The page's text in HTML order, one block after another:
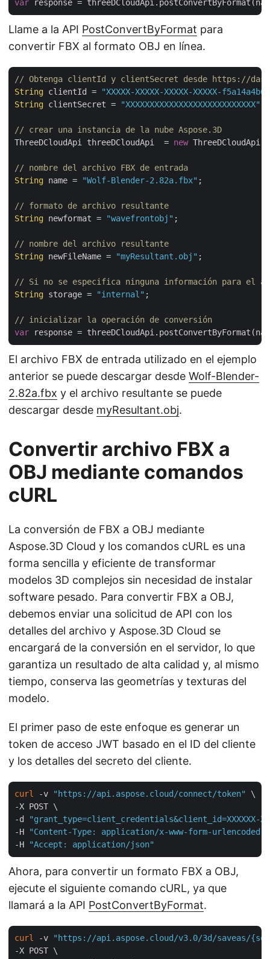
var response =
Llame a la API PostConvertByFormat para
convertir FBX al formato OBJ en línea.
// Obtenga clientId y clientSecret desde https://
String clientId =
"XXXXX-XXXXX-XXXXX-XXXXX-
String clientSecret = "XXXXXXXXXXXXXXXXXXXXXXXXXXX"
// crear una instancia de la nube Aspose.3D
ThreeDCloudApi threeDCloudApi  = new ThreeDCloudApi(
// nombre del archivo FBX de entrada
String name = "Wolf-Blender-2.82a.fbx" ;
// formato de archivo resultante
String newformat = "wavefrontobj" ;
// nombre del archivo resultante
String newFileName = "myResultant.obj" ;
// Si no se especifica ninguna información para el
String storage = "internal" ;
// inicializar la operación de conversión
var response =
El archivo FBX de entrada utilizado en el ejemplo
anterior se puede descargar desde Wolf-Blender-
2.82a.fbx y el archivo resultante se puede
descargar desde myResultant.obj.
Convertir archivo FBX a
OBJ mediante comandos
cURL
La conversión de FBX a OBJ mediante
Aspose.3D Cloud y los comandos cURL es una
forma sencilla y eficiente de transformar
modelos 3D complejos sin necesidad de instalar
software pesado. Para convertir FBX a OBJ,
debemos enviar una solicitud de API con los
detalles del archivo y Aspose.3D Cloud se
encargará de la conversión en el servidor, lo que
garantiza un resultado de alta calidad y, al mismo
tiempo, conserva las geometrías y texturas del
modelo.
El primer paso de este enfoque es generar un
token de acceso JWT basado en el ID del cliente
y los detalles del secreto del cliente.
curl -v "https://api.aspose.cloud/connect/token"
\
-X POST \
-d
"grant_type=client_credentials&client_id=XXXXXX-
-H
"Content-Type: application/x-www-form-urlencoded"
-H
"Accept: application/json"
Ahora, para convertir un formato FBX a OBJ,
ejecute el siguiente comando cURL, ya que
llamará a la API PostConvertByFormat.
curl -v
"https://api.aspose.cloud/v3.0/3d/saveas/
-X POST \